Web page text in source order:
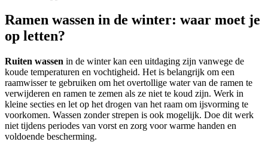
Ramen wassen in de winter: waar moet je
op letten?
Ruiten wassen in de winter kan een uitdaging zijn vanwege de
koude temperaturen en vochtigheid. Het is belangrijk om een
raamwisser te gebruiken om het overtollige water van de ramen te
verwijderen en ramen te zemen als ze niet te koud zijn. Werk in
kleine secties en let op het drogen van het raam om ijsvorming te
voorkomen. Wassen zonder strepen is ook mogelijk. Doe dit werk
niet tijdens periodes van vorst en zorg voor warme handen en
voldoende bescherming.